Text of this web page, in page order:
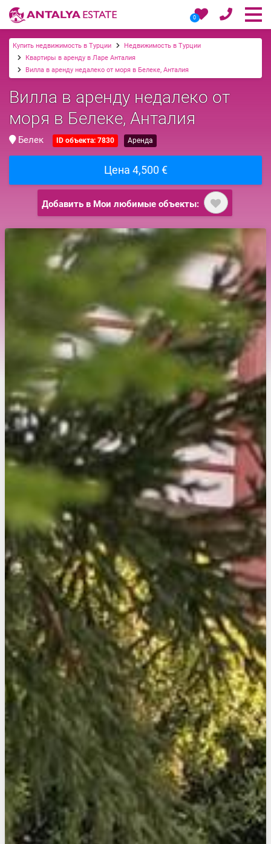
0
Купить недвижимость в Турции
Недвижимость в Турции
Квартиры в аренду в Ларе Анталия
Вилла в аренду недалеко от моря в Белеке, Анталия
Вилла в аренду недалеко от
моря в Белеке, Анталия
Белек ID объекта: 7830 Аренда
Цена 4,500 €
Добавить в Мои любимые объекты: